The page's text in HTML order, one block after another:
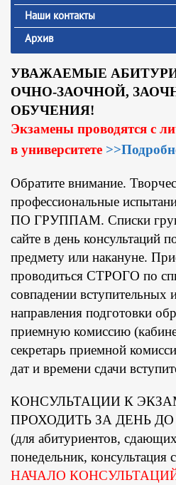
Наши контакты
Архив
УВАЖАЕМЫЕ
ОЧНО-ЗАОЧНОЙ,
ОБУЧЕНИЯ!
Экзамены проводятся с
в университете
Обратите внимание.
профессиональные
ПО ГРУППАМ. Списки
сайте в день консультаций
предмету или накануне.
проводиться СТРОГО по
совпадении вступительных
направления подготовки
приемную комиссию
секретарь приемной
дат и времени сдачи
КОНСУЛЬТАЦИИ К
ПРОХОДИТЬ ЗА ДЕНЬ
(для абитуриентов,
понедельник, консультация
НАЧАЛО КОНСУЛЬТАЦИЙ